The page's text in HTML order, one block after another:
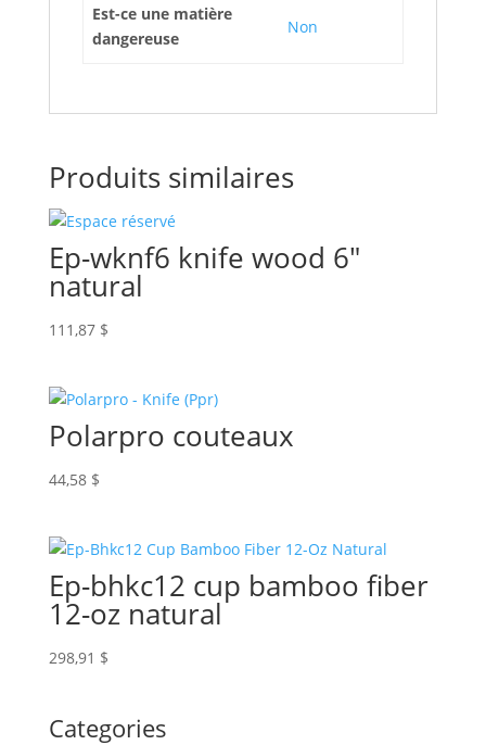
Est-ce une matière
dangereuse
Non
Produits similaires
Ep-wknf6 knife wood 6″
natural
111,87 $
Polarpro couteaux
44,58 $
Ep-bhkc12 cup bamboo fiber
12-oz natural
298,91 $
Categories